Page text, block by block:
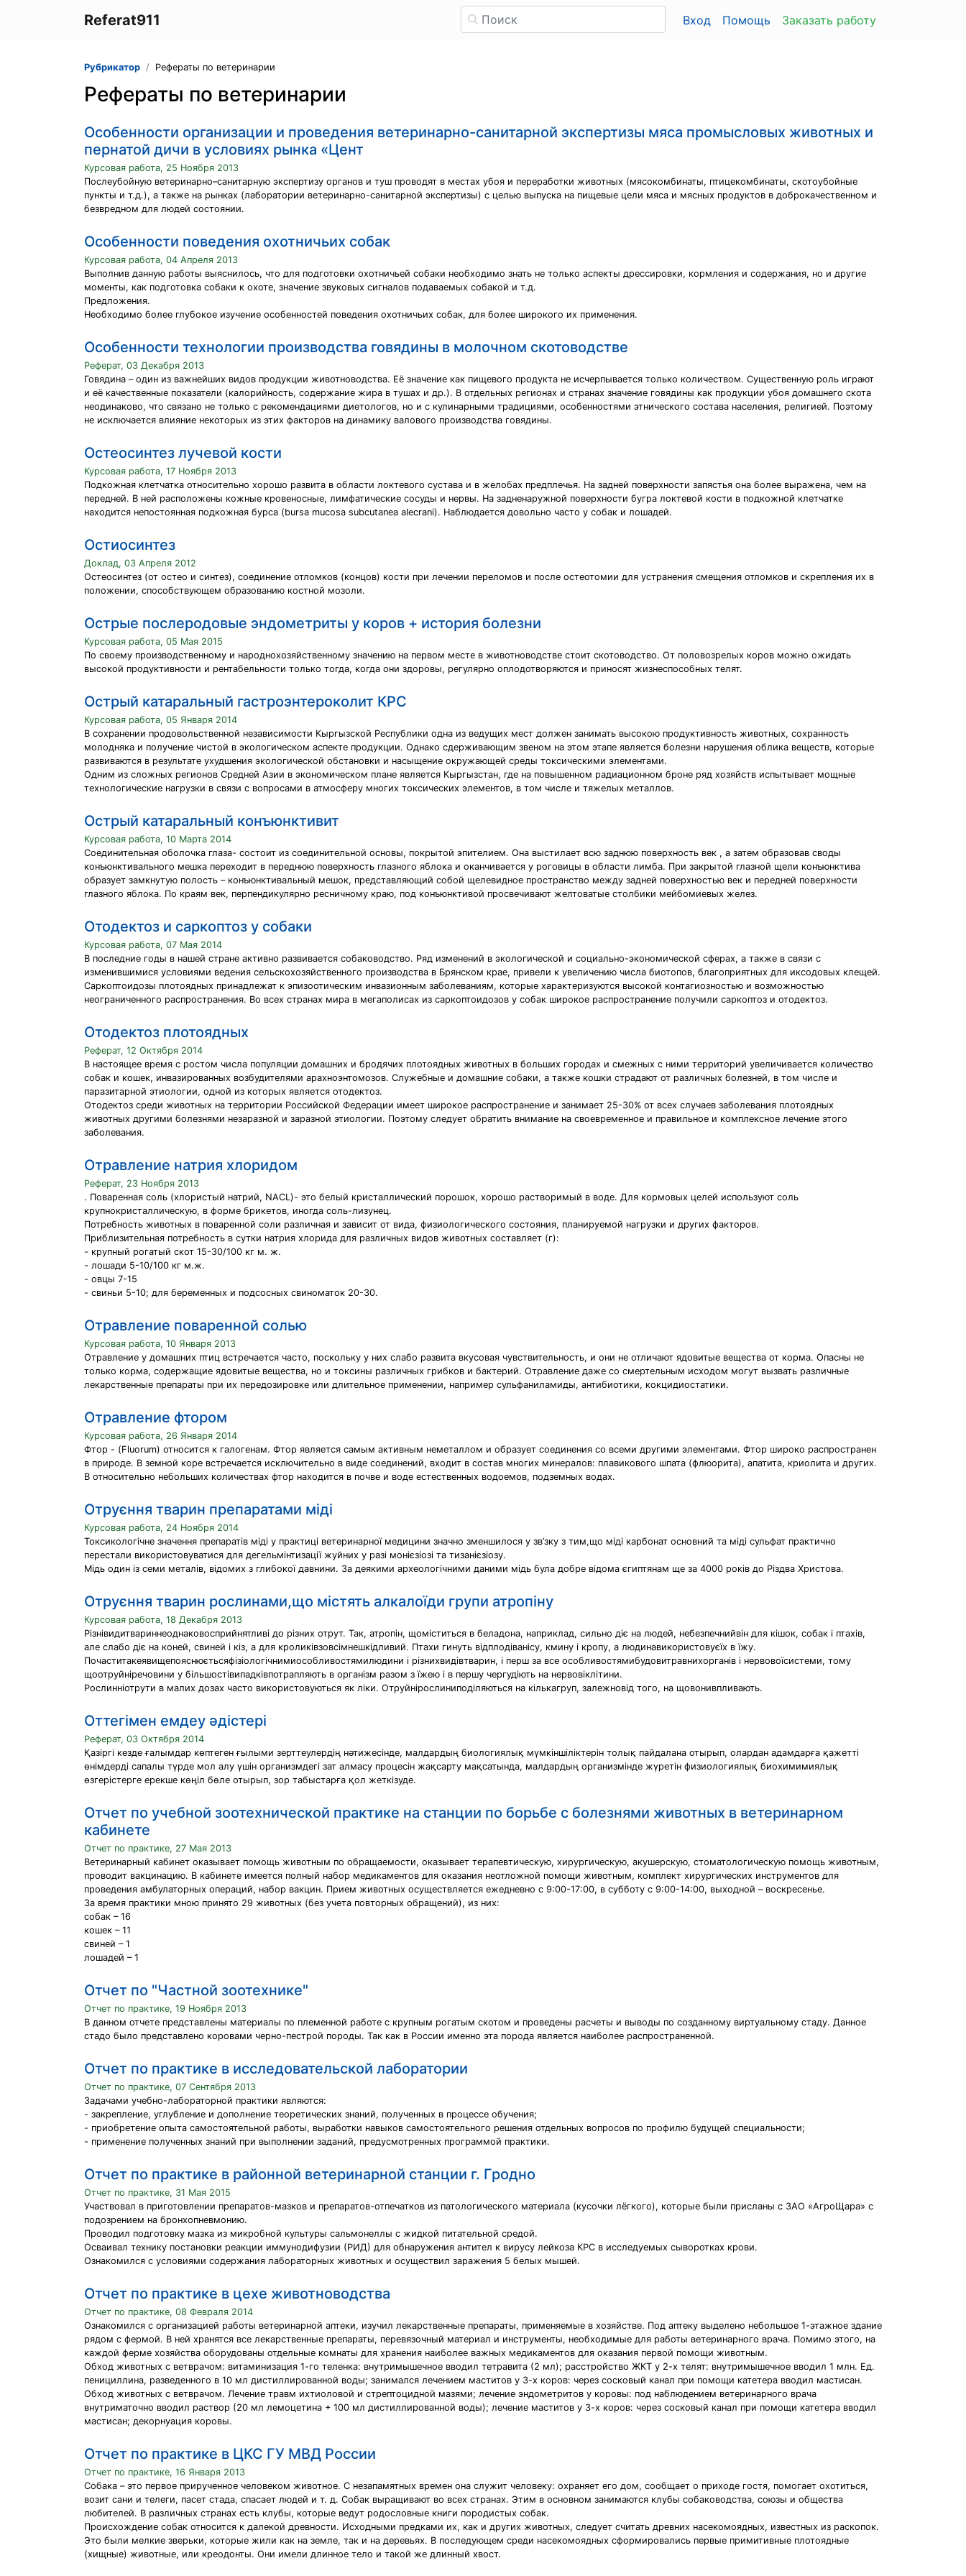
Referat911 Вход Помощь Заказать работу
Рубрикатор Рефераты по ветеринарии
Рефераты по ветеринарии
Особенности организации и проведения ветеринарно-санитарной экспертизы мяса промысловых животных и
пернатой дичи в условиях рынка «Цент
Курсовая работа, 25 Ноября 2013
Послеубойную ветеринарно–санитарную экспертизу органов и туш проводят в местах убоя и переработки животных (мясокомбинаты, птицекомбинаты, скотоубойные
пункты и т.д.), а также на рынках (лаборатории ветеринарно-санитарной экспертизы) с целью выпуска на пищевые цели мяса и мясных продуктов в доброкачественном и
безвредном для людей состоянии.
Особенности поведения охотничьих собак
Курсовая работа, 04 Апреля 2013
Выполнив данную работы выяснилось, что для подготовки охотничьей собаки необходимо знать не только аспекты дрессировки, кормления и содержания, но и другие
моменты, как подготовка собаки к охоте, значение звуковых сигналов подаваемых собакой и т.д.
Предложения.
Необходимо более глубокое изучение особенностей поведения охотничьих собак, для более широкого их применения.
Особенности технологии производства говядины в молочном скотоводстве
Реферат, 03 Декабря 2013
Говядина – один из важнейших видов продукции животноводства. Её значение как пищевого продукта не исчерпывается только количеством. Существенную роль играют
и её качественные показатели (калорийность, содержание жира в тушах и др.). В отдельных регионах и странах значение говядины как продукции убоя домашнего скота
неодинаково, что связано не только с рекомендациями диетологов, но и с кулинарными традициями, особенностями этнического состава населения, религией. Поэтому
не исключается влияние некоторых из этих факторов на динамику валового производства говядины.
Остеосинтез лучевой кости
Курсовая работа, 17 Ноября 2013
Подкожная клетчатка относительно хорошо развита в области локтевого сустава и в желобах предплечья. На задней поверхности запястья она более выражена, чем на
передней. В ней расположены кожные кровеносные, лимфатические сосуды и нервы. На задненаружной поверхности бугра локтевой кости в подкожной клетчатке
находится непостоянная подкожная бурса (bursa mucosa subcutanea alecrani). Наблюдается довольно часто у собак и лошадей.
Остиосинтез
Доклад, 03 Апреля 2012
Остеосинтез (от остео и синтез), соединение отломков (концов) кости при лечении переломов и после остеотомии для устранения смещения отломков и скрепления их в
положении, способствующем образованию костной мозоли.
Острые послеродовые эндометриты у коров + история болезни
Курсовая работа, 05 Мая 2015
По своему производственному и народнохозяйственному значению на первом месте в животноводстве стоит скотоводство. От половозрелых коров можно ожидать
высокой продуктивности и рентабельности только тогда, когда они здоровы, регулярно оплодотворяются и приносят жизнеспособных телят.
Острый катаральный гастроэнтероколит КРС
Курсовая работа, 05 Января 2014
В сохранении продовольственной независимости Кыргызской Республики одна из ведущих мест должен занимать высокою продуктивность животных, сохранность
молодняка и получение чистой в экологическом аспекте продукции. Однако сдерживающим звеном на этом этапе является болезни нарушения облика веществ, которые
развиваются в результате ухудшения экологической обстановки и насыщение окружающей среды токсическими элементами.
Одним из сложных регионов Средней Азии в экономическом плане является Кыргызстан, где на повышенном радиационном броне ряд хозяйств испытывает мощные
технологические нагрузки в связи с вопросами в атмосферу многих токсических элементов, в том числе и тяжелых металлов.
Острый катаральный конъюнктивит
Курсовая работа, 10 Марта 2014
Соединительная оболочка глаза- состоит из соединительной основы, покрытой эпителием. Она выстилает всю заднюю поверхность век , а затем образовав своды
конъюнктивального мешка переходит в переднюю поверхность глазного яблока и оканчивается у роговицы в области лимба. При закрытой глазной щели конъюнктива
образует замкнутую полость – конъюнктивальный мешок, представляющий собой щелевидное пространство между задней поверхностью век и передней поверхности
глазного яблока. По краям век, перпендикулярно ресничному краю, под конъюнктивой просвечивают желтоватые столбики мейбомиевых желез.
Отодектоз и саркоптоз у собаки
Курсовая работа, 07 Мая 2014
В последние годы в нашей стране активно развивается собаководство. Ряд изменений в экологической и социально-экономической сферах, а также в связи с
изменившимися условиями ведения сельскохозяйственного производства в Брянском крае, привели к увеличению числа биотопов, благоприятных для иксодовых клещей.
Саркоптоидозы плотоядных принадлежат к эпизоотическим инвазионным заболеваниям, которые характеризуются высокой контагиозностью и возможностью
неограниченного распространения. Во всех странах мира в мегаполисах из саркоптоидозов у собак широкое распространение получили саркоптоз и отодектоз.
Отодектоз плотоядных
Реферат, 12 Октября 2014
В настоящее время с ростом числа популяции домашних и бродячих плотоядных животных в больших городах и смежных с ними территорий увеличивается количество
собак и кошек, инвазированных возбудителями арахноэнтомозов. Служебные и домашние собаки, а также кошки страдают от различных болезней, в том числе и
паразитарной этиологии, одной из которых является отодектоз.
Отодектоз среди животных на территории Российской Федерации имеет широкое распространение и занимает 25-30% от всех случаев заболевания плотоядных
животных другими болезнями незаразной и заразной этиологии. Поэтому следует обратить внимание на своевременное и правильное и комплексное лечение этого
заболевания.
Отравление натрия хлоридом
Реферат, 23 Ноября 2013
. Поваренная соль (хлористый натрий, NACL)- это белый кристаллический порошок, хорошо растворимый в воде. Для кормовых целей используют соль
крупнокристаллическую, в форме брикетов, иногда соль-лизунец.
Потребность животных в поваренной соли различная и зависит от вида, физиологического состояния, планируемой нагрузки и других факторов.
Приблизительная потребность в сутки натрия хлорида для различных видов животных составляет (г):
- крупный рогатый скот 15-30/100 кг м. ж.
- лошади 5-10/100 кг м.ж.
- овцы 7-15
- свиньи 5-10; для беременных и подсосных свиноматок 20-30.
Отравление поваренной солью
Курсовая работа, 10 Января 2013
Отравление у домашних птиц встречается часто, поскольку у них слабо развита вкусовая чувствительность, и они не отличают ядовитые вещества от корма. Опасны не
только корма, содержащие ядовитые вещества, но и токсины различных грибков и бактерий. Отравление даже со смертельным исходом могут вызвать различные
лекарственные препараты при их передозировке или длительное применении, например сульфаниламиды, антибиотики, кокцидиостатики.
Отравление фтором
Курсовая работа, 26 Января 2014
Фтор - (Fluorum) относится к галогенам. Фтор является самым активным неметаллом и образует соединения со всеми другими элементами. Фтор широко распространен
в природе. В земной коре встречается исключительно в виде соединений, входит в состав многих минералов: плавикового шпата (флюорита), апатита, криолита и других.
В относительно небольших количествах фтор находится в почве и воде естественных водоемов, подземных водах.
Отруєння тварин препаратами міді
Курсовая работа, 24 Ноября 2014
Токсикологічне значення препаратів міді у практиці ветеринарної медицини значно зменшилося у зв’зку з тим,що міді карбонат основний та міді сульфат практично
перестали використовуватися для дегельмінтизації жуйних у разі монієзіозі та тизанієзіозу.
Мідь один із семи металів, відомих з глибокої давнини. За деякими археологічними даними мідь була добре відома єгиптянам ще за 4000 років до Різдва Христова.
Отруєння тварин рослинами,що містять алкалоїди групи атропіну
Курсовая работа, 18 Декабря 2013
Різнівидитвариннеоднаковосприйнятливі до різних отрут. Так, атропін, щоміститься в беладона, наприклад, сильно діє на людей, небезпечнийвін для кішок, собак і птахів,
але слабо діє на коней, свиней і кіз, а для кроликівзовсімнешкідливий. Птахи гинуть відплодіванісу, кмину і кропу, а людинавикористовуєїх в їжу.
Почаститакеявищепояснюєтьсяфізіологічнимиособливостямилюдини і різнихвидівтварин, і перш за все особливостямибудовитравнихорганів і нервовоїсистеми, тому
щоотруйніречовини у більшостівипадківпотрапляють в організм разом з їжею і в першу чергудіють на нервовіклітини.
Рослинніотрути в малих дозах часто використовуються як ліки. Отруйнірослиниподіляються на кількагруп, залежновід того, на щовонивпливають.
Оттегімен емдеу әдістері
Реферат, 03 Октября 2014
Қазіргі кезде ғалымдар көптеген ғылыми зерттеулердің нәтижесінде, малдардың биологиялық мүмкіншіліктерін толық пайдалана отырып, олардан адамдарға қажетті
өнімдерді сапалы түрде мол алу үшін организмдегі зат алмасу процесін жақсарту мақсатында, малдардың организмінде жүретін физиологиялық биохимимиялық
өзгерістерге ерекше көңіл бөле отырып, зор табыстарға қол жеткізуде.
Отчет по учебной зоотехнической практике на станции по борьбе с болезнями животных в ветеринарном
кабинете
Отчет по практике, 27 Мая 2013
Ветеринарный кабинет оказывает помощь животным по обращаемости, оказывает терапевтическую, хирургическую, акушерскую, стоматологическую помощь животным,
проводит вакцинацию. В кабинете имеется полный набор медикаментов для оказания неотложной помощи животным, комплект хирургических инструментов для
проведения амбулаторных операций, набор вакцин. Прием животных осуществляется ежедневно с 9:00-17:00, в субботу с 9:00-14:00, выходной – воскресенье.
За время практики мною принято 29 животных (без учета повторных обращений), из них:
собак – 16
кошек – 11
свиней – 1
лошадей – 1
Отчет по "Частной зоотехнике"
Отчет по практике, 19 Ноября 2013
В данном отчете представлены материалы по племенной работе с крупным рогатым скотом и проведены расчеты и выводы по созданному виртуальному стаду. Данное
стадо было представлено коровами черно-пестрой породы. Так как в России именно эта порода является наиболее распространенной.
Отчет по практике в исследовательской лаборатории
Отчет по практике, 07 Сентября 2013
Задачами учебно-лабораторной практики являются:
- закрепление, углубление и дополнение теоретических знаний, полученных в процессе обучения;
- приобретение опыта самостоятельной работы, выработки навыков самостоятельного решения отдельных вопросов по профилю будущей специальности;
- применение полученных знаний при выполнении заданий, предусмотренных программой практики.
Отчет по практике в районной ветеринарной станции г. Гродно
Отчет по практике, 31 Мая 2015
Участвовал в приготовлении препаратов-мазков и препаратов-отпечатков из патологического материала (кусочки лёгкого), которые были присланы с ЗАО «АгроЩара» с
подозрением на бронхопневмонию.
Проводил подготовку мазка из микробной культуры сальмонеллы с жидкой питательной средой.
Осваивал технику постановки реакции иммунодифузии (РИД) для обнаружения антител к вирусу лейкоза КРС в исследуемых сыворотках крови.
Ознакомился с условиями содержания лабораторных животных и осуществил заражения 5 белых мышей.
Отчет по практике в цехе животноводства
Отчет по практике, 08 Февраля 2014
Ознакомился с организацией работы ветеринарной аптеки, изучил лекарственные препараты, применяемые в хозяйстве. Под аптеку выделено небольшое 1-этажное здание
рядом с фермой. В ней хранятся все лекарственные препараты, перевязочный материал и инструменты, необходимые для работы ветеринарного врача. Помимо этого, на
каждой ферме хозяйства оборудованы отдельные комнаты для хранения наиболее важных медикаментов для оказания первой помощи животным.
Обход животных с ветврачом: витаминизация 1-го теленка: внутримышечное вводил тетравита (2 мл); расстройство ЖКТ у 2-х телят: внутримышечное вводил 1 млн. Ед.
пенициллина, разведенного в 10 мл дистиллированной воды; занимался лечением маститов у 3-х коров: через сосковый канал при помощи катетера вводил мастисан.
Обход животных с ветврачом. Лечение травм ихтиоловой и стрептоцидной мазями; лечение эндометритов у коровы: под наблюдением ветеринарного врача
внутриматочно вводил раствор (20 мл лемоцетина + 100 мл дистиллированной воды); лечение маститов у 3-х коров: через сосковый канал при помощи катетера вводил
мастисан; декорнуация коровы.
Отчет по практике в ЦКС ГУ МВД России
Отчет по практике, 16 Января 2013
Собака – это первое прирученное человеком животное. С незапамятных времен она служит человеку: охраняет его дом, сообщает о приходе гостя, помогает охотиться,
возит сани и телеги, пасет стада, спасает людей и т. д. Собак выращивают во всех странах. Этим в основном занимаются клубы собаководства, союзы и общества
любителей. В различных странах есть клубы, которые ведут родословные книги породистых собак.
Происхождение собак относится к далекой древности. Исходными предками их, как и других животных, следует считать древних насекомоядных, известных из раскопок.
Это были мелкие зверьки, которые жили как на земле, так и на деревьях. В последующем среди насекомоядных сформировались первые примитивные плотоядные
(хищные) животные, или креодонты. Они имели длинное тело и такой же длинный хвост.